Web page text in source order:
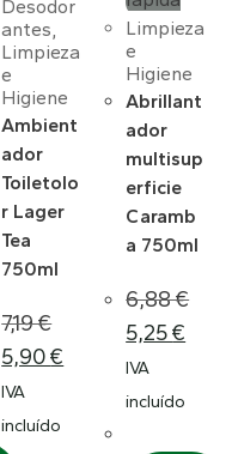
Desodor
antes
Limpieza
e
Higiene
Ambient
ador
Toiletolo
r Lager
Tea
750ml
7,19€
5,90€
IVA
incluído
Limpieza
e
Higiene
Abrillant
ador
multisup
erficie
Caramb
a 750ml
6,88€
5,25€
IVA
incluído